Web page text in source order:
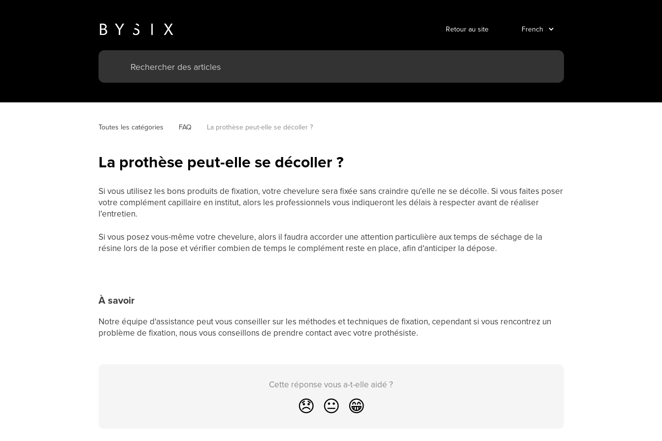
Retour au site
Toutes les catégories FAQ La prothèse peut-elle se décoller ?
La prothèse peut-elle se décoller ?
Si vous utilisez les bons produits de fixation, votre chevelure sera fixée sans craindre qu'elle ne se décolle. Si vous faites poser
votre complément capillaire en institut, alors les professionnels vous indiqueront les délais à respecter avant de réaliser
l'entretien.
Si vous posez vous-même votre chevelure, alors il faudra accorder une attention particulière aux temps de séchage de la
résine lors de la pose et vérifier combien de temps le complément reste en place, afin d'anticiper la dépose.
À savoir
Notre équipe d'assistance peut vous conseiller sur les méthodes et techniques de fixation, cependant si vous rencontrez un
problème de fixation, nous vous conseillons de prendre contact avec votre prothésiste.
Cette réponse vous a-t-elle aidé ?
😞 😐 😁